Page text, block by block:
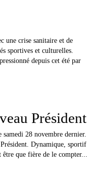
une crise sanitaire et de
sportives et culturelles.
depuis cet été par
Président
samedi 28 novembre dernier.
Dynamique, sportif
que fière de le compter...